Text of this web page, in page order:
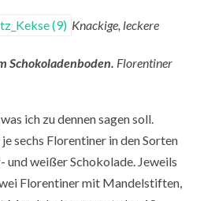
Knackige, leckere
Schokoladenboden. Florentiner
ich zu dennen sagen soll.
sechs Florentiner in den Sorten
weißer Schokolade. Jeweils
Florentiner mit Mandelstiften,